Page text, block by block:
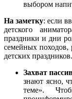
выбором
На заметку: если
детского
праздники и дни
семейных походов,
детских праздников.
Захват
знают ясно,
теме».